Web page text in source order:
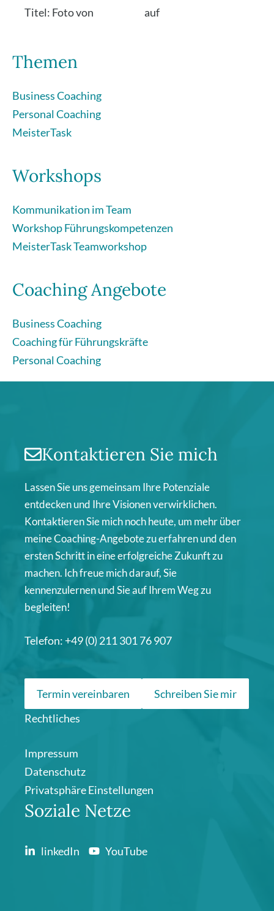
Titel: Foto von auf
Themen
Business Coaching
Personal Coaching
MeisterTask
Workshops
Kommunikation im Team
Workshop Führungskompetenzen
MeisterTask Teamworkshop
Coaching Angebote
Business Coaching
Coaching für Führungskräfte
Personal Coaching
Kontaktieren Sie mich
Lassen Sie uns gemeinsam Ihre Potenziale
entdecken und Ihre Visionen verwirklichen.
Kontaktieren Sie mich noch heute, um mehr über
meine Coaching-Angebote zu erfahren und den
ersten Schritt in eine erfolgreiche Zukunft zu
machen. Ich freue mich darauf, Sie
kennenzulernen und Sie auf Ihrem Weg zu
begleiten!
Telefon: +49 (0) 211 301 76 907
Termin vereinbaren
Schreiben Sie mir
Rechtliches
Impressum
Datenschutz
Privatsphäre Einstellungen
Soziale Netze
linkedIn YouTube